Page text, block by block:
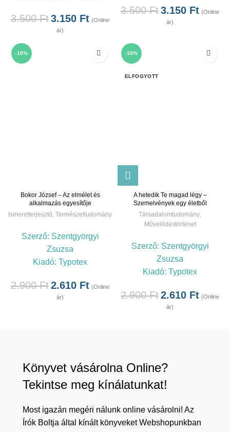
3.500Ft3.150 Ft (Online
ár)
3.500Ft3.150 Ft (Online
ár)
-10%
Bokor József – Az elmélet és
alkalmazás egyesítője
Ismeretterjesztő, Természettudomány
Szerző: Szentgyörgyi
Zsuzsa
Kiadó: Typotex
2.900Ft2.610 Ft (Online
ár)
-10%
ELFOGYOTT
A hetedik Te magad légy –
Szemelvények egy életből
Társadalomtudomány,
Művelődéstörténet
Szerző: Szentgyörgyi
Zsuzsa
Kiadó: Typotex
2.900Ft2.610 Ft (Online
ár)
Könyvet vásárolna Online?
Tekintse meg kínálatunkat!
Most igazán megéri nálunk online vásárolni! Az
Írók Boltja által kínált könyveket Webshopunkban